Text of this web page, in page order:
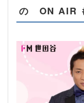
の ON AIR